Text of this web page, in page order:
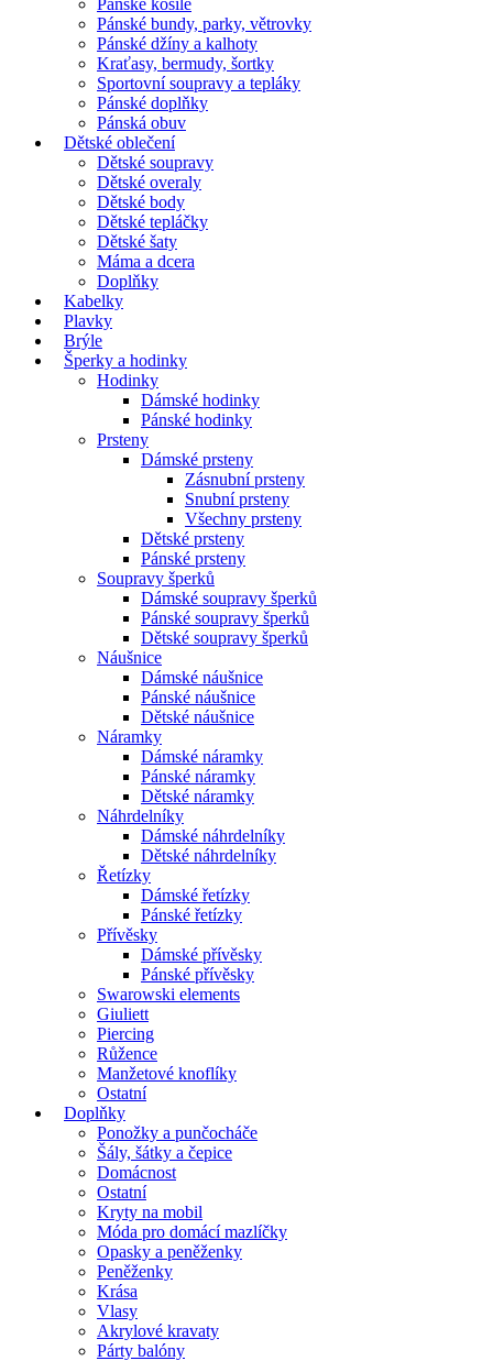
Pánské košile
Pánské bundy, parky, větrovky
Pánské džíny a kalhoty
Kraťasy, bermudy, šortky
Sportovní soupravy a tepláky
Pánské doplňky
Pánská obuv
Dětské oblečení
Dětské soupravy
Dětské overaly
Dětské body
Dětské tepláčky
Dětské šaty
Máma a dcera
Doplňky
Kabelky
Plavky
Brýle
Šperky a hodinky
Hodinky
Dámské hodinky
Pánské hodinky
Prsteny
Dámské prsteny
Zásnubní prsteny
Snubní prsteny
Všechny prsteny
Dětské prsteny
Pánské prsteny
Soupravy šperků
Dámské soupravy šperků
Pánské soupravy šperků
Dětské soupravy šperků
Náušnice
Dámské náušnice
Pánské náušnice
Dětské náušnice
Náramky
Dámské náramky
Pánské náramky
Dětské náramky
Náhrdelníky
Dámské náhrdelníky
Dětské náhrdelníky
Řetízky
Dámské řetízky
Pánské řetízky
Přívěsky
Dámské přívěsky
Pánské přívěsky
Swarowski elements
Giuliett
Piercing
Růžence
Manžetové knoflíky
Ostatní
Doplňky
Ponožky a punčocháče
Šály, šátky a čepice
Domácnost
Ostatní
Kryty na mobil
Móda pro domácí mazlíčky
Opasky a peněženky
Peněženky
Krása
Vlasy
Akrylové kravaty
Párty balóny